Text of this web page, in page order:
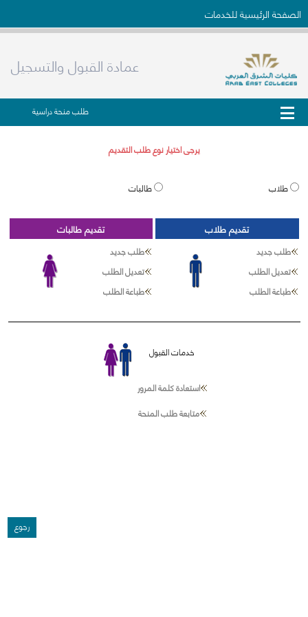
الصفحة الرئيسية للخدمات
عمادة القبول والتسجيل
طلب منحة دراسية
يرجى اختيار نوع طلب التقديم
طلاب طالبات
تقديم طلاب
طلب جديد
تعديل الطلب
طباعة الطلب
تقديم طالبات
طلب جديد
تعديل الطلب
طباعة الطلب
خدمات القبول
استعادة كلمة المرور
متابعة طلب المنحة
رجوع